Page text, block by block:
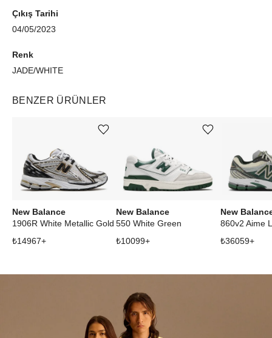
Çıkış Tarihi
04/05/2023
Renk
JADE/WHITE
BENZER ÜRÜNLER
New Balance
1906R White Metallic Gold
₺14967+
Ürünü istek listesine ekle veya listeden çıkar
New Balance
550 White Green
₺10099+
Ürünü istek listesine ekle veya listeden çıkar
New
₺36059+